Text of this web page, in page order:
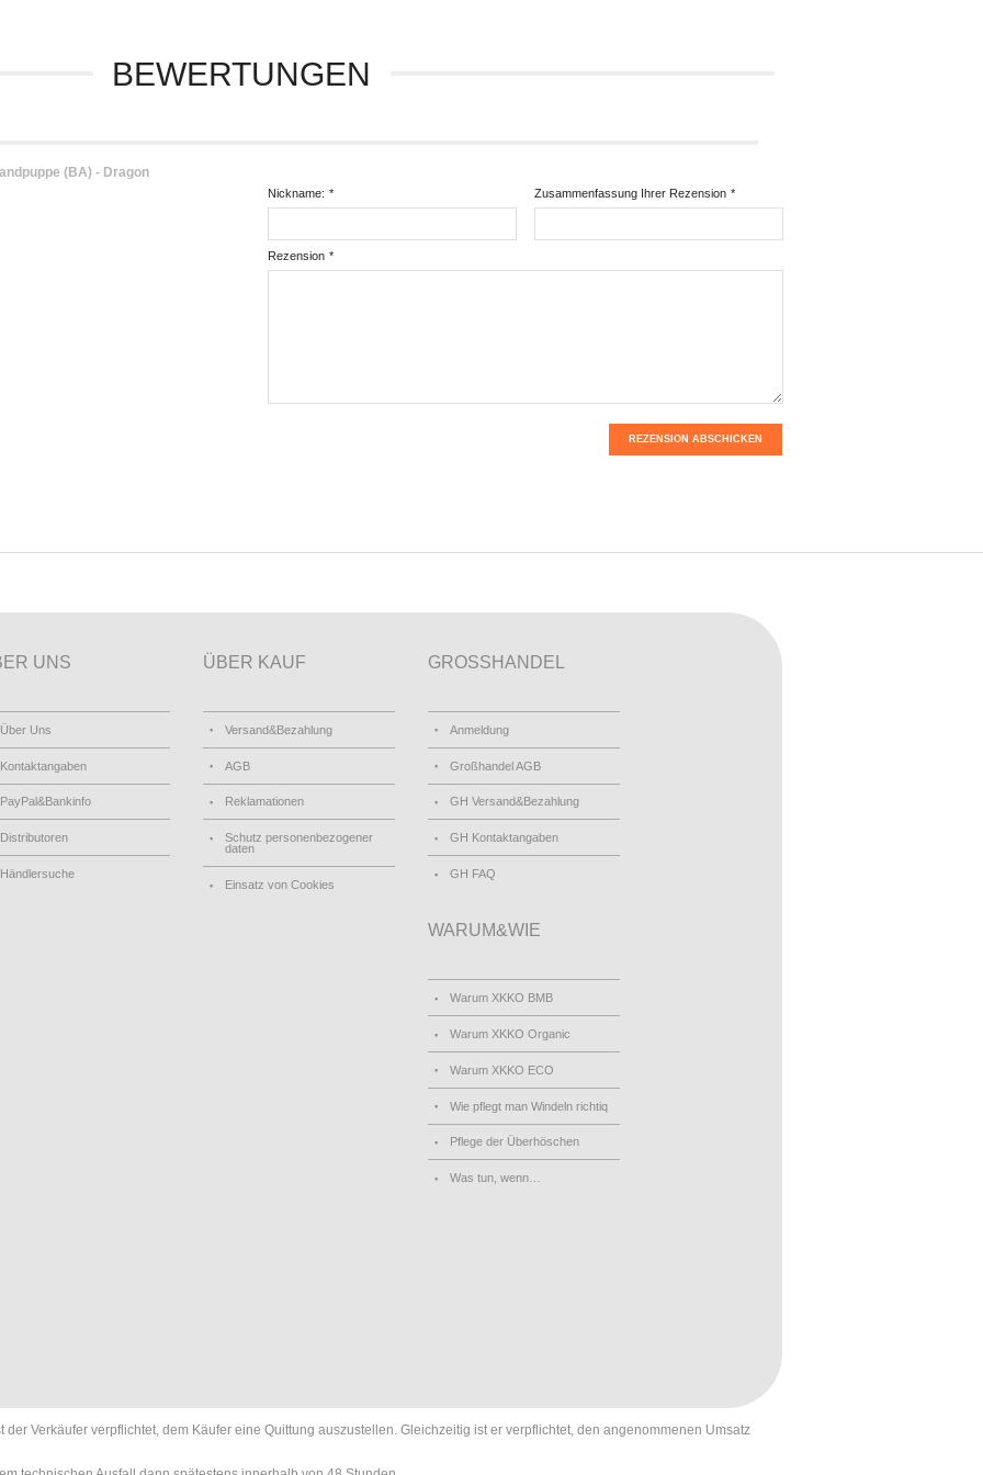
BEWERTUNGEN
(BA) - Dragon
*
Nickname: *
Zusammenfassung Ihrer Rezension
*
Rezension
REZENSION ABSCHICKEN
UNS
Über Uns
Kontaktangaben
PayPal&Bankinfo
Distributoren
Händlersuche
ÜBER KAUF
Versand&Bezahlung
AGB
Reklamationen
Schutz personenbezogener
daten
Einsatz von Cookies
GROSSHANDEL
Anmeldung
Großhandel AGB
GH Versand&Bezahlung
GH Kontaktangaben
GH FAQ
WARUM&WIE
Warum XKKO BMB
Warum XKKO Organic
Warum XKKO ECO
Wie pflegt man Windeln richtiq
Pflege der Überhöschen
Was tun, wenn…
Verkäufer verpflichtet, dem Käufer eine Quittung auszustellen. Gleichzeitig ist er verpflichtet, den angenommenen Umsatz